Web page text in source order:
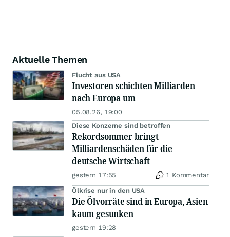
Aktuelle Themen
Flucht aus USA
Investoren schichten Milliarden
nach Europa um
05.08.26, 19:00
Diese Konzerne sind betroffen
Rekordsommer bringt
Milliardenschäden für die
deutsche Wirtschaft
gestern 17:55 1 Kommentar
Ölkrise nur in den USA
Die Ölvorräte sind in Europa, Asien
kaum gesunken
gestern 19:28